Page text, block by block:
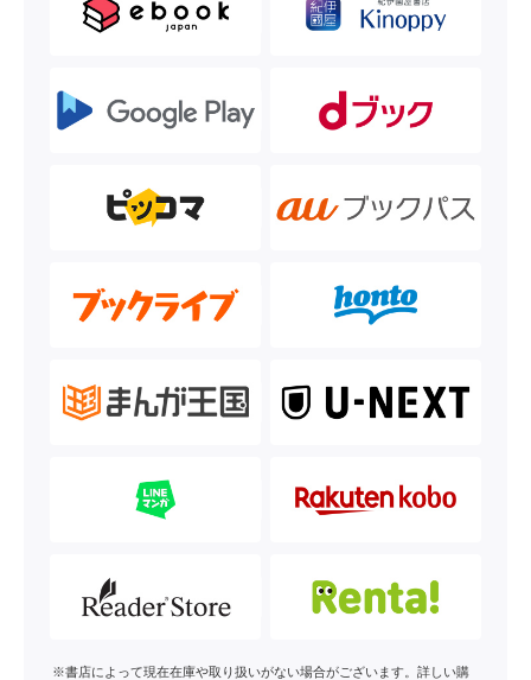
※書店によって現在在庫や取り扱いがない場合がございます。詳しい購